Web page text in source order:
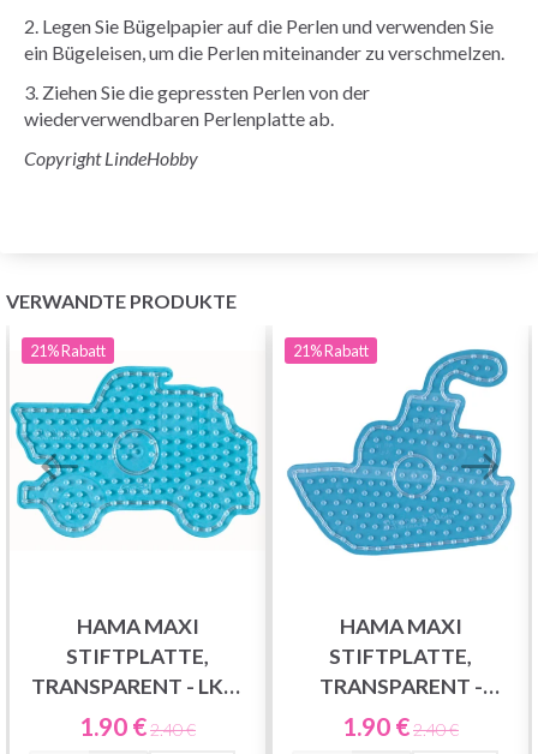
2. Legen Sie Bügelpapier auf die Perlen und verwenden Sie
ein Bügeleisen, um die Perlen miteinander zu verschmelzen.
3. Ziehen Sie die gepressten Perlen von der
wiederverwendbaren Perlenplatte ab.
Copyright LindeHobby
VERWANDTE PRODUKTE
21%Rabatt
HAMA MAXI
STIFTPLATTE,
TRANSPARENT - LKW
8217
1.90 €2.40 €
21%Rabatt
HAMA MAXI
STIFTPLATTE,
TRANSPARENT -
SCHIFF 8212
1.90 €2.40 €